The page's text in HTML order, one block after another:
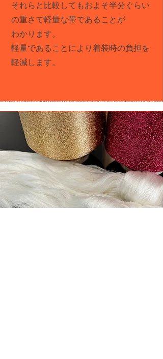
​それらと比較してもおよそ半分ぐらい
の重さで軽量な帯であることが
わかります。
​軽量であることにより着装時の負担を
軽減します。